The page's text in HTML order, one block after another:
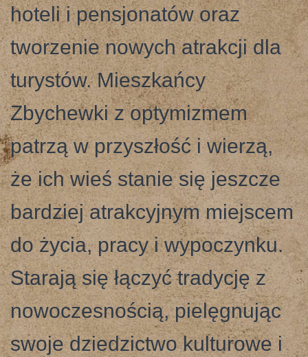
hoteli i pensjonatów oraz
tworzenie nowych atrakcji dla
turystów. Mieszkańcy
Zbychewki z optymizmem
patrzą w przyszłość i wierzą,
że ich wieś stanie się jeszcze
bardziej atrakcyjnym miejscem
do życia, pracy i wypoczynku.
Starają się łączyć tradycję z
nowoczesnością, pielęgnując
swoje dziedzictwo kulturowe i